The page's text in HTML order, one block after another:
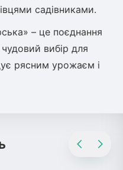
садівниками.
– це поєднання
вибір для
рясним урожаєм і